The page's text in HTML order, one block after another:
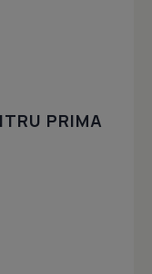
PRIMA